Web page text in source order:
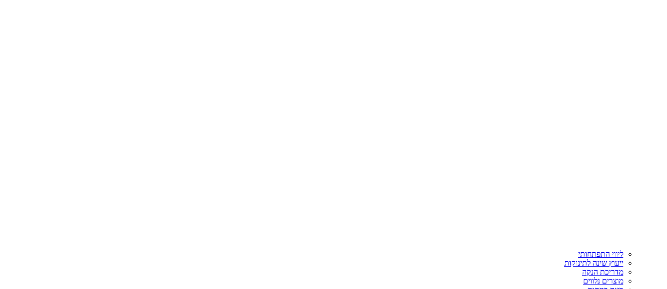
ליווי התפתחותי
ייעוץ שינה לתינוקות
מדריכת הנקה
מוצרים נלווים